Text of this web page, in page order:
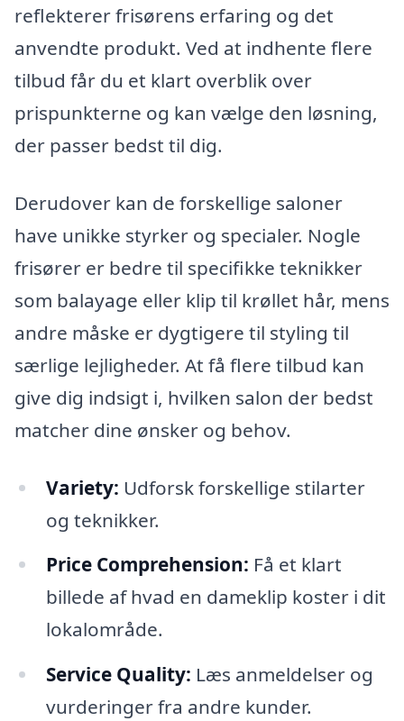
reflekterer frisørens erfaring og det
anvendte produkt. Ved at indhente flere
tilbud får du et klart overblik over
prispunkterne og kan vælge den løsning,
der passer bedst til dig.
Derudover kan de forskellige saloner
have unikke styrker og specialer. Nogle
frisører er bedre til specifikke teknikker
som balayage eller klip til krøllet hår, mens
andre måske er dygtigere til styling til
særlige lejligheder. At få flere tilbud kan
give dig indsigt i, hvilken salon der bedst
matcher dine ønsker og behov.
Variety: Udforsk forskellige stilarter
og teknikker.
Price Comprehension: Få et klart
billede af hvad en dameklip koster i dit
lokalområde.
Service Quality: Læs anmeldelser og
vurderinger fra andre kunder.